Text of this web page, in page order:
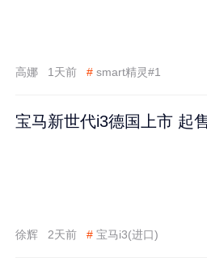
高娜 1天前 # smart精灵#1
宝马新世代i3德国上市 起
徐辉 2天前 # 宝马i3(进口)